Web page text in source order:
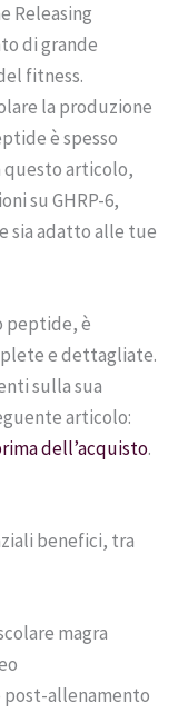
Releasing
di grande
fitness.
la produzione
è spesso
questo articolo,
su GHRP-6,
sia adatto alle tue
peptide, è
e dettagliate.
sulla sua
articolo:
dell’acquisto.
benefici, tra
magra
allenamento